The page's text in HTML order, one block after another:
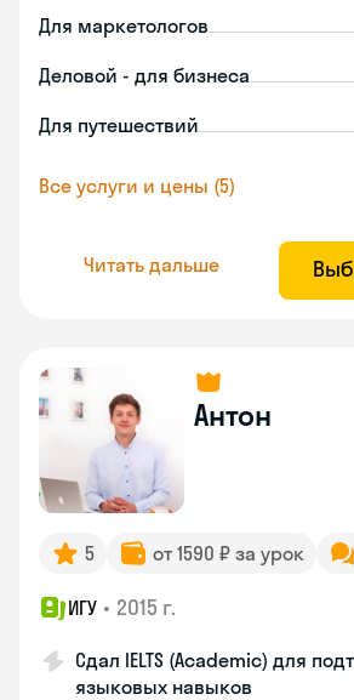
Для маркетологов
Деловой - для бизнеса
Для путешествий
Все услуги и цены (5)
Читать дальше
Антон
5 от 1590 ₽ за урок
ИГУ • 2015 г.
Сдал IELTS (Academic) для
языковых навыков